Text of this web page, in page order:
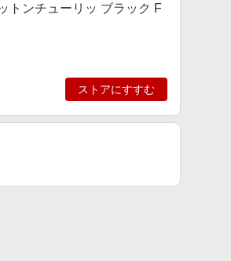
トンチューリッ ブラック F
ストアにすすむ